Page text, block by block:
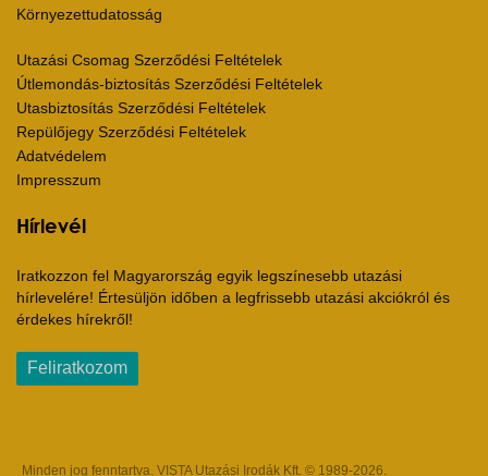
Környezettudatosság
Utazási Csomag Szerződési Feltételek
Útlemondás-biztosítás Szerződési Feltételek
Utasbiztosítás Szerződési Feltételek
Repülőjegy Szerződési Feltételek
Adatvédelem
Impresszum
Hírlevél
Iratkozzon fel Magyarország egyik legszínesebb utazási
hírlevelére! Értesüljön időben a legfrissebb utazási akciókról és
érdekes hírekről!
Feliratkozom
Minden jog fenntartva. VISTA Utazási Irodák Kft. © 1989-2026.